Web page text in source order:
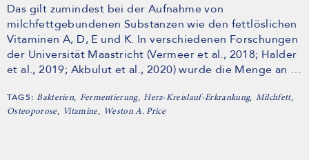
Das gilt zumindest bei der Aufnahme von
milchfettgebundenen Substanzen wie den fettlöslichen
Vitaminen A, D, E und K. In verschiedenen Forschungen
der Universität Maastricht (Vermeer et al., 2018; Halder
et al., 2019; Akbulut et al., 2020) wurde die Menge an …
TAGS:Bakterien, Fermentierung,Herz-Kreislauf-Erkrankung, Milchfett,
Osteoporose, Vitamine, Weston A. Price